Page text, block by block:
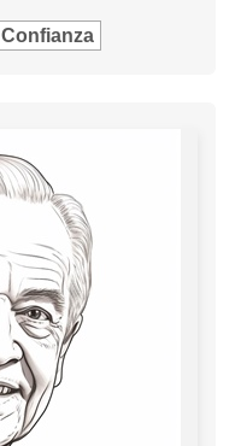
Confianza